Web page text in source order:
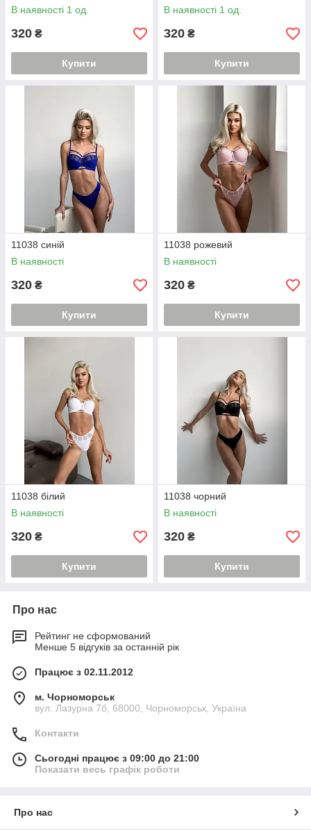
В наявності 1 од.
320 ₴
Купити
В наявності 1 од.
320 ₴
Купити
11038 синій
В наявності
320 ₴
Купити
11038 рожевий
В наявності
320 ₴
Купити
11038 білий
В наявності
320 ₴
Купити
11038 чорний
В наявності
320 ₴
Купити
Про нас
Рейтинг не сформований
Менше 5 відгуків за останній рік
Працює з 02.11.2012
м. Чорноморськ
вул. Лазурна 7б, 68000, Чорноморськ, Україна
Контакти
Сьогодні працює з 09:00 до 21:00
Показати весь графік роботи
Про нас